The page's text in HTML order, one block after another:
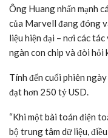
Ông Huang nhấn mạnh
của Marvell đang đóng
liệu hiện đại – nơi các
ngàn con chip và đòi hỏi
Tính đến cuối phiên
đạt hơn 250 tỷ USD.
“Khi một bài toán điện
bộ trung tâm dữ liệu,